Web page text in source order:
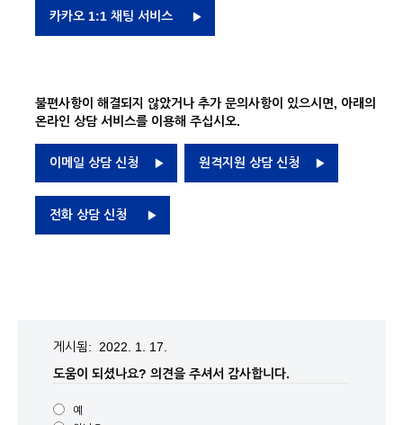
카카오 1:1 채팅 서비스
불편사항이 해결되지 않았거나 추가 문의사항이 있으시면, 아래의
온라인 상담 서비스를 이용해 주십시오.
이메일 상담 신청 원격지원 상담 신청
전화 상담 신청
게시됨: 2022. 1. 17.
도움이 되셨나요? 의견을 주셔서 감사합니다.
예